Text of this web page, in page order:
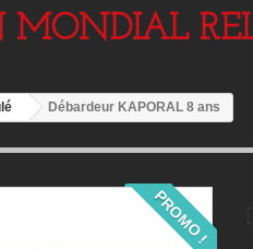
MONDIAL
Débardeur KAPORAL 8 ans
PROMO !